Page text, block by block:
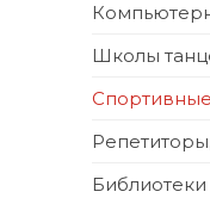
Школы
Библиотеки